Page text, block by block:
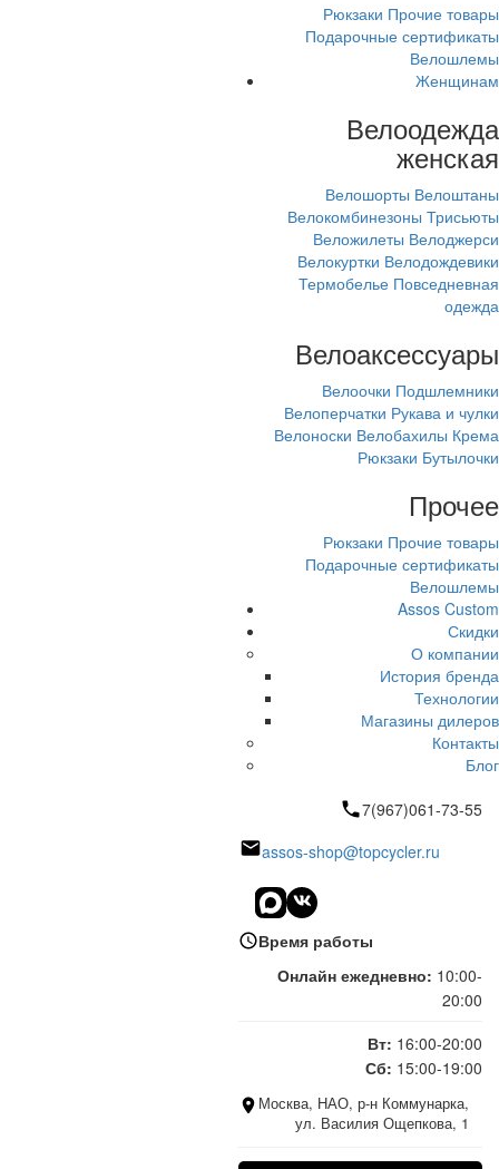
Рюкзаки Прочие товары
Подарочные сертификаты
Велошлемы
Женщинам
Велоодежда
женская
Велошорты Велоштаны
Велокомбинезоны Трисьюты
Веложилеты Велоджерси
Велокуртки Велодождевики
Термобелье Повседневная
одежда
Велоаксессуары
Велоочки Подшлемники
Велоперчатки Рукава и чулки
Велоноски Велобахилы Крема
Рюкзаки Бутылочки
Прочее
Рюкзаки Прочие товары
Подарочные сертификаты
Велошлемы
Assos Custom
Скидки
О компании
История бренда
Технологии
Магазины дилеров
Контакты
Блог
7(967)061-73-55
assos-shop@topcycler.ru
Время работы
Онлайн ежедневно: 10:00-
20:00
Вт: 16:00-20:00
Сб: 15:00-19:00
Москва, НАО, р-н Коммунарка,
ул. Василия Ощепкова, 1